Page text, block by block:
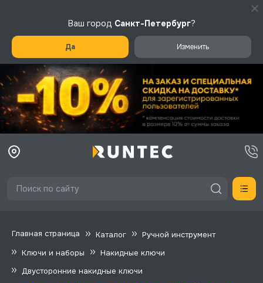
Ваш город Санкт-Петербург?
Да Изменить
Главная страница Каталог
Ручной инструмент
Ключи и наборы
Накидные ключи
Двусторонние накидные ключи